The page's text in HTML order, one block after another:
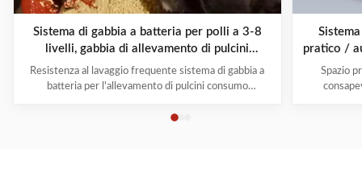
Sistema di gabbia a batteria per polli a 3-8
livelli, gabbia di allevamento di pulcini
ottimizzata per il consumo
Resistenza al lavaggio frequente sistema di gabbia a
batteria per l'allevamento di pulcini consumo
caratterizzate dai seguenti elementi che garantiscono
pratico /
Spazio